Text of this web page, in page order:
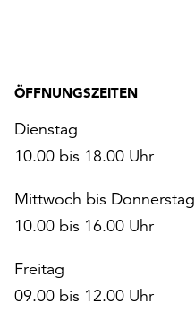
ÖFFNUNGSZEITEN
Dienstag
10.00 bis 18.00 Uhr
Mittwoch bis Donnerstag
10.00 bis 16.00 Uhr
Freitag
09.00 bis 12.00 Uhr